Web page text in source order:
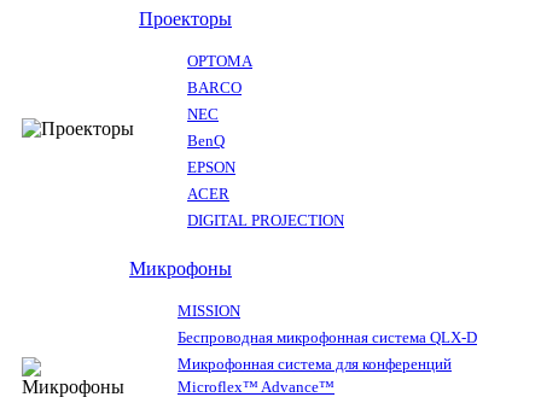
Проекторы
OPTOMA
BARCO
NEC
BenQ
EPSON
ACER
DIGITAL PROJECTION
Микрофоны
MISSION
Беспроводная микрофонная система QLX-D
Микрофонная система для конференций
Microflex™ Advance™